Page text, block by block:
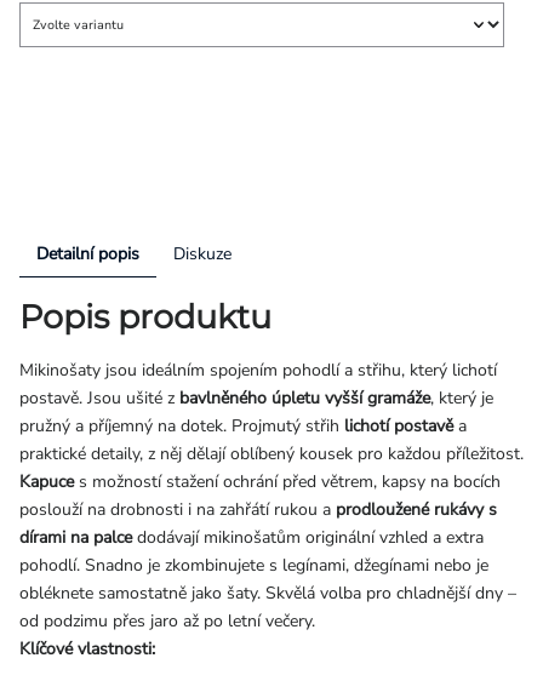
Detailní popis Diskuze
Popis produktu
Mikinošaty jsou ideálním spojením pohodlí a střihu, který lichotí
postavě. Jsou ušité z bavlněného úpletu vyšší gramáže, který je
pružný a příjemný na dotek. Projmutý střih lichotí postavěa
praktické detaily, z něj dělají oblíbený kousek pro každou příležitost.
Kapuces možností stažení ochrání před větrem, kapsy na bocích
poslouží na drobnosti i na zahřátí rukou a prodloužené rukávy s
dírami na palcedodávají mikinošatům originální vzhled a extra
pohodlí. Snadno je zkombinujete s legínami, džegínami nebo je
obléknete samostatně jako šaty. Skvělá volba pro chladnější dny –
od podzimu přes jaro až po letní večery.
Klíčové vlastnosti: